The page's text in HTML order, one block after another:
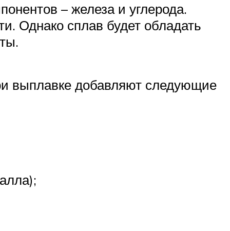
– железа и углерода.
Однако сплав будет обладать
выплавке добавляют следующие